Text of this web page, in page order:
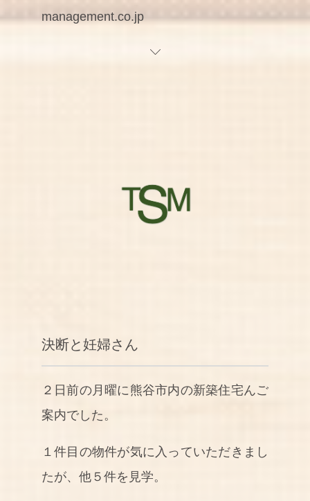
management.co.jp
決断と妊婦さん
２日前の月曜に熊谷市内の新築住宅んご
案内でした。
１件目の物件が気に入っていただきまし
たが、他５件を見学。